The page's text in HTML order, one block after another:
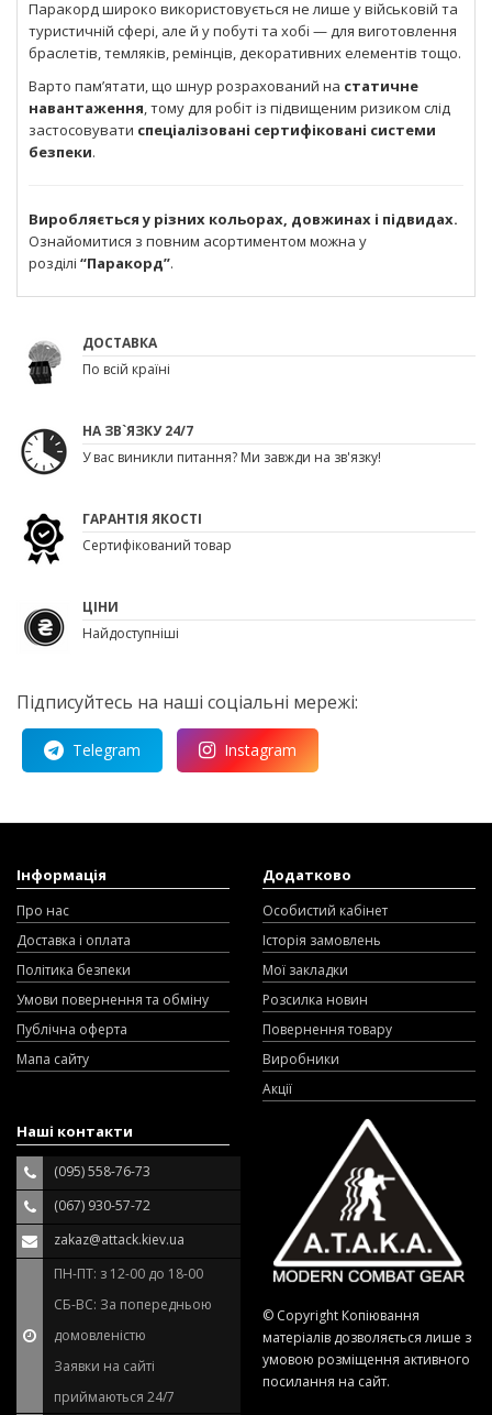
Паракорд широко використовується не лише у військовій та
туристичній сфері, але й у побуті та хобі — для виготовлення
браслетів, темляків, ремінців, декоративних елементів тощо.
Варто пам’ятати, що шнур розрахований на статичне
навантаження, тому для робіт із підвищеним ризиком слід
застосовувати спеціалізовані сертифіковані системи
безпеки.
Виробляється у різних кольорах, довжинах і підвидах.
Ознайомитися з повним асортиментом можна у
розділі “Паракорд”.
ДОСТАВКА
По всій країні
НА ЗВ`ЯЗКУ 24/7
У вас виникли питання? Ми завжди на зв'язку!
ГАРАНТІЯ ЯКОСТІ
Сертифікований товар
ЦІНИ
Найдоступніші
Підписуйтесь на наші соціальні мережі:
Telegram Instagram
Інформація
Про нас
Доставка і оплата
Політика безпеки
Умови повернення та обміну
Публічна оферта
Мапа сайту
Додатково
Особистий кабінет
Історія замовлень
Мої закладки
Розсилка новин
Повернення товару
Виробники
Акції
Наші контакти
(095) 558-76-73
(067) 930-57-72
zakaz@attack.kiev.ua
ПН-ПТ: з 12-00 до 18-00
СБ-ВС: За попередньою
домовленістю
Заявки на сайті
приймаються 24/7
© Copyright Копіювання
матеріалів дозволяється лише з
умовою розміщення активного
посилання на сайт.